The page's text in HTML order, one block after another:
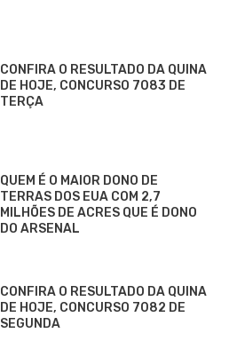
CONFIRA O RESULTADO DA QUINA
DE HOJE, CONCURSO 7083 DE
TERÇA
QUEM É O MAIOR DONO DE
TERRAS DOS EUA COM 2,7
MILHÕES DE ACRES QUE É DONO
DO ARSENAL
CONFIRA O RESULTADO DA QUINA
DE HOJE, CONCURSO 7082 DE
SEGUNDA